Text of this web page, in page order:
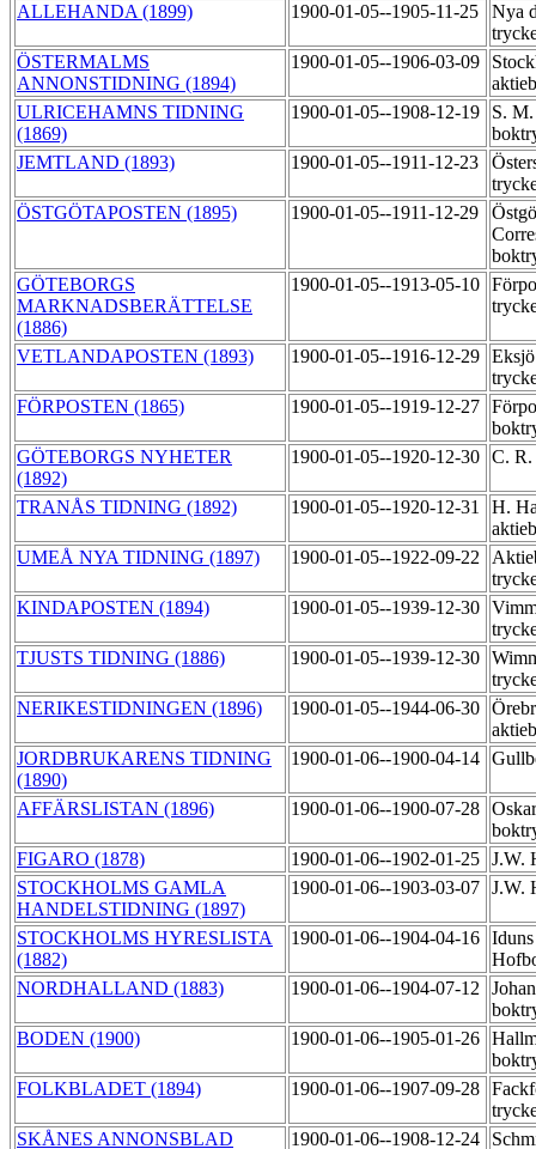
ALLEHANDA (1899)
1900-01-05--1905-11-25
Nya
ÖSTERMALMS
ANNONSTIDNING (1894)
1900-01-05--1906-03-09
ULRICEHAMNS TIDNING
(1869)
1900-01-05--1908-12-19
S.
JEMTLAND (1893)
1900-01-05--1911-12-23
ÖSTGÖTAPOSTEN (1895)
1900-01-05--1911-12-29
GÖTEBORGS
MARKNADSBERÄTTELSE
(1886)
1900-01-05--1913-05-10
VETLANDAPOSTEN (1893) 1900-01-05--1916-12-29 Eksjö
FÖRPOSTEN (1865)
1900-01-05--1919-12-27
GÖTEBORGS NYHETER
(1892)
1900-01-05--1920-12-30 C.
TRANÅS TIDNING (1892) 1900-01-05--1920-12-31
H.
UMEÅ NYA TIDNING (1897)
1900-01-05--1922-09-22
KINDAPOSTEN (1894)
1900-01-05--1939-12-30
TJUSTS TIDNING (1886)
1900-01-05--1939-12-30
NERIKESTIDNINGEN (1896)
1900-01-05--1944-06-30
JORDBRUKARENS TIDNING
(1890)
1900-01-06--1900-04-14
AFFÄRSLISTAN (1896) 1900-01-06--1900-07-28
FIGARO (1878)
1900-01-06--1902-01-25 J.W.
STOCKHOLMS GAMLA
HANDELSTIDNING (1897)
1900-01-06--1903-03-07 J.W.
STOCKHOLMS HYRESLISTA
(1882)
1900-01-06--1904-04-16
NORDHALLAND (1883)
1900-01-06--1904-07-12
BODEN (1900)
1900-01-06--1905-01-26
FOLKBLADET (1894)
1900-01-06--1907-09-28
SKÅNES ANNONSBLAD
1900-01-06--1908-12-24